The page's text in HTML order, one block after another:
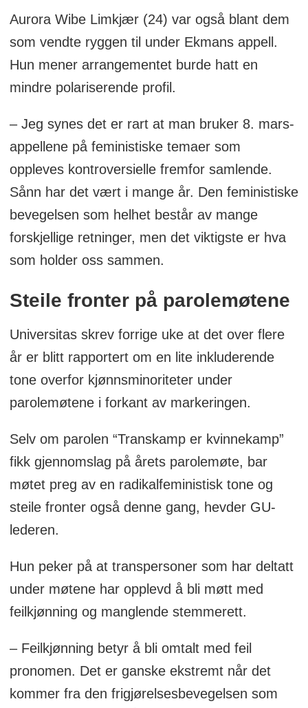
Aurora Wibe Limkjær (24) var også blant dem
som vendte ryggen til under Ekmans appell.
Hun mener arrangementet burde hatt en
mindre polariserende profil.
– Jeg synes det er rart at man bruker 8. mars-
appellene på feministiske temaer som
oppleves kontroversielle fremfor samlende.
Sånn har det vært i mange år. Den feministiske
bevegelsen som helhet består av mange
forskjellige retninger, men det viktigste er hva
som holder oss sammen.
Steile fronter på parolemøtene
Universitas skrev forrige uke at det over flere
år er blitt rapportert om en lite inkluderende
tone overfor kjønnsminoriteter under
parolemøtene i forkant av markeringen.
Selv om parolen “Transkamp er kvinnekamp”
fikk gjennomslag på årets parolemøte, bar
møtet preg av en radikalfeministisk tone og
steile fronter også denne gang, hevder GU-
lederen.
Hun peker på at transpersoner som har deltatt
under møtene har opplevd å bli møtt med
feilkjønning og manglende stemmerett.
– Feilkjønning betyr å bli omtalt med feil
pronomen. Det er ganske ekstremt når det
kommer fra den frigjørelsesbevegelsen som